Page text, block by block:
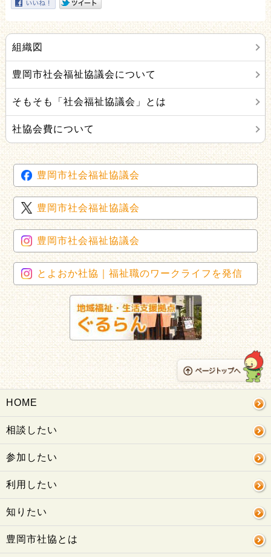
組織図
豊岡市社会福祉協議会について
そもそも「社会福祉協議会」とは
社協会費について
豊岡市社会福祉協議会
豊岡市社会福祉協議会
豊岡市社会福祉協議会
とよおか社協｜福祉職のワークライフを発信
HOME
相談したい
参加したい
利用したい
知りたい
豊岡市社協とは